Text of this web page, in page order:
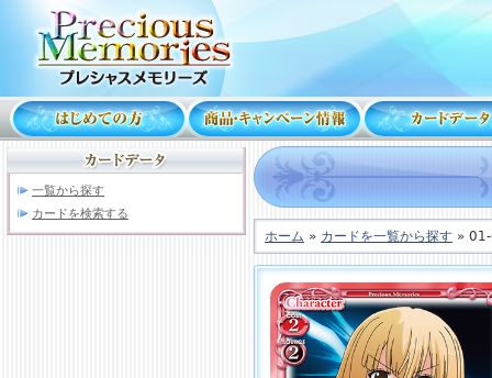
一覧から探す
カードを検索する
ホーム » カードを一覧から探す »